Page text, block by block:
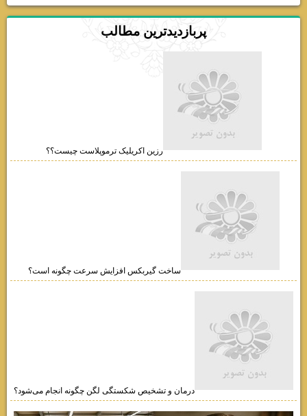
پربازديدترين مطالب
رزین اکریلیک ترموپلاست چیست؟؟
ساخت گیربکس افزایش سرعت چگونه است؟
درمان و تشخیص شکستگی لگن چگونه انجام می‌شود؟